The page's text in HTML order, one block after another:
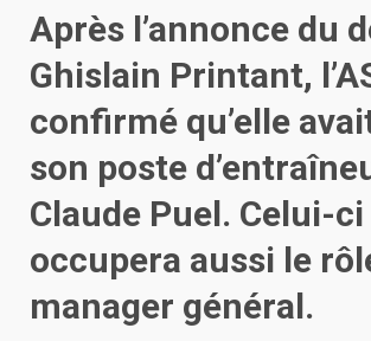
Après l’annonce du
Ghislain Printant,
confirmé qu’elle
son poste
Claude Puel. Celui-ci
occupera aussi le
manager général.